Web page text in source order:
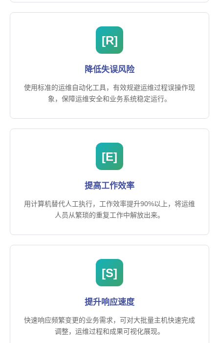
[R]
降低失误风险
使用标准的运维自动化工具，有效规避运维过程误操作现
象，保障运维安全和业务系统稳定运行。
[E]
提高工作效率
用计算机替代人工执行，工作效率提升90%以上，将运维
人员从繁琐的重复工作中解放出来。
[S]
提升响应速度
快速响应频繁变更的业务需求，可对大批量主机快速完成
调整，运维过程和成果可视化展现。